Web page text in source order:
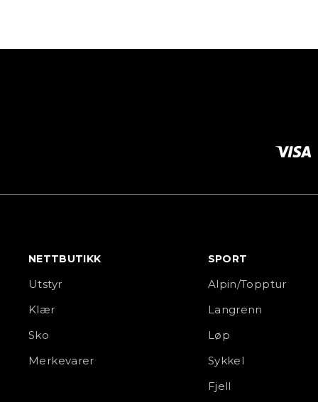
NETTBUTIKK
Utstyr
Klær
Sko
Merkevarer
SPORT
Alpin/Topptur
Langrenn
Løp
Sykkel
Fjell